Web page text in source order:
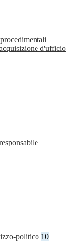
d'ufficio
politico 10